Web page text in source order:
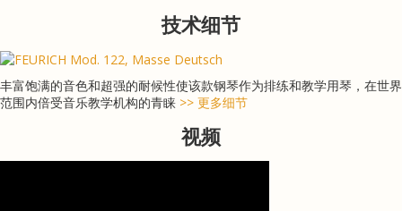
技术细节
丰富饱满的音色和超强的耐候性使该款钢琴作为排练和教学用琴，在世界
范围内倍受音乐教学机构的青睐 >> 更多细节
视频